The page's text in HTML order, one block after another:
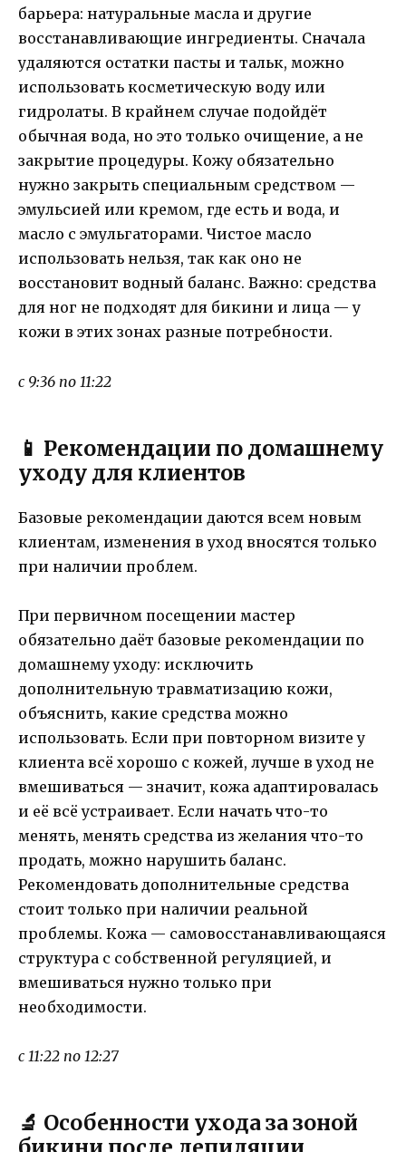
барьера: натуральные масла и другие
восстанавливающие ингредиенты. Сначала
удаляются остатки пасты и тальк, можно
использовать косметическую воду или
гидролаты. В крайнем случае подойдёт
обычная вода, но это только очищение, а не
закрытие процедуры. Кожу обязательно
нужно закрыть специальным средством —
эмульсией или кремом, где есть и вода, и
масло с эмульгаторами. Чистое масло
использовать нельзя, так как оно не
восстановит водный баланс. Важно: средства
для ног не подходят для бикини и лица — у
кожи в этих зонах разные потребности.
с 9:36 по 11:22
📱 Рекомендации по домашнему
уходу для клиентов
Базовые рекомендации даются всем новым
клиентам, изменения в уход вносятся только
при наличии проблем.
При первичном посещении мастер
обязательно даёт базовые рекомендации по
домашнему уходу: исключить
дополнительную травматизацию кожи,
объяснить, какие средства можно
использовать. Если при повторном визите у
клиента всё хорошо с кожей, лучше в уход не
вмешиваться — значит, кожа адаптировалась
и её всё устраивает. Если начать что-то
менять, менять средства из желания что-то
продать, можно нарушить баланс.
Рекомендовать дополнительные средства
стоит только при наличии реальной
проблемы. Кожа — самовосстанавливающаяся
структура с собственной регуляцией, и
вмешиваться нужно только при
необходимости.
с 11:22 по 12:27
🔬 Особенности ухода за зоной